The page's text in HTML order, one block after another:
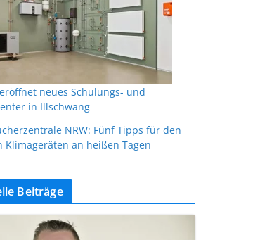
eröffnet neues Schulungs- und
in Illschwang
NRW: Fünf Tipps für den
Klimageräten an heißen Tagen
Beiträge